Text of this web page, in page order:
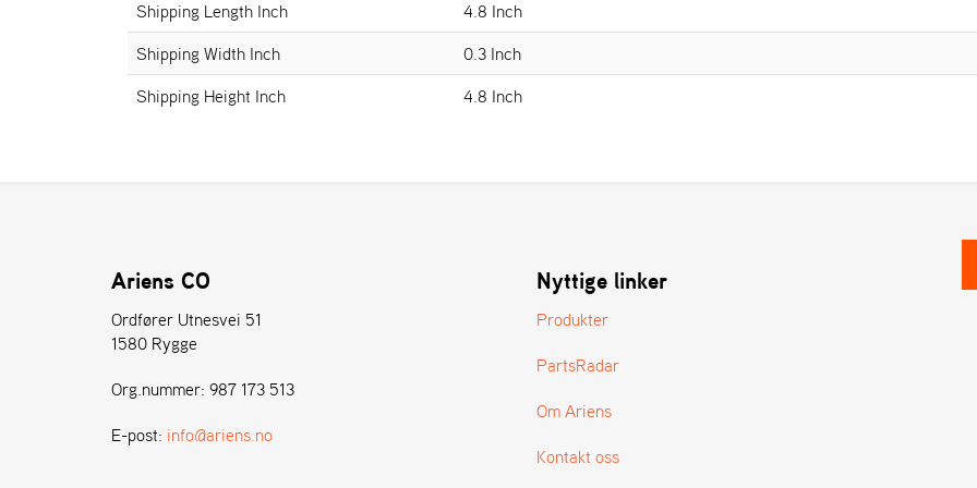
Shipping Length Inch
4.8 Inch
Shipping Width Inch
0.3 Inch
Shipping Height Inch
4.8 Inch
Ariens CO
Ordfører Utnesvei 51
1580 Rygge
Org.nummer: 987 173 513
E-post: info@ariens.no
Nyttige linker
Produkter
PartsRadar
Om Ariens
Kontakt oss